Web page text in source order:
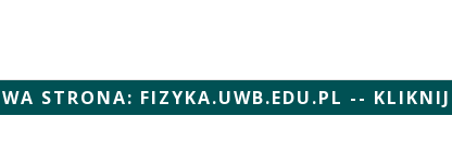
STRONA: FIZYKA.UWB.EDU.PL -- KLIKNIJ